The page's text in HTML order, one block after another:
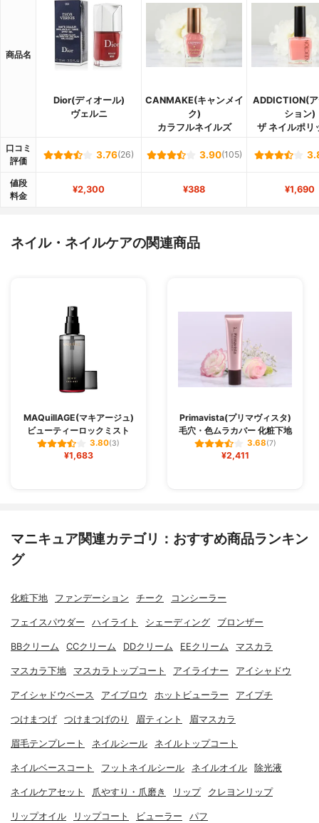
商品名
Dior(ディオール)
ヴェルニ
CANMAKE(キャンメイ
ク)
カラフルネイルズ
ADDICTION(
ション)
ザ ネイルポリ
口コミ
評価
3.76(26) 3.90(105)
値段
料金
¥2,300 ¥388 ¥1,690
ネイル・ネイルケアの関連商品
MAQuillAGE(マキアージュ)
ビューティーロックミスト
3.80(3)
¥1,683
Primavista(プリマヴィスタ)
毛穴・色ムラカバー 化粧下地
3.68(7)
¥2,411
マニキュア関連カテゴリ：おすすめ商品ランキン
グ
化粧下地 ファンデーション チーク コンシーラー
フェイスパウダー ハイライト シェーディング ブロンザー
BBクリーム CCクリーム DDクリーム EEクリーム マスカラ
マスカラ下地 マスカラトップコート アイライナー アイシャドウ
アイシャドウベース アイブロウ ホットビューラー アイプチ
つけまつげ つけまつげのり 眉ティント 眉マスカラ
眉毛テンプレート ネイルシール ネイルトップコート
ネイルベースコート フットネイルシール ネイルオイル 除光液
ネイルケアセット 爪やすり・爪磨き リップ クレヨンリップ
リップオイル リップコート ビューラー パフ